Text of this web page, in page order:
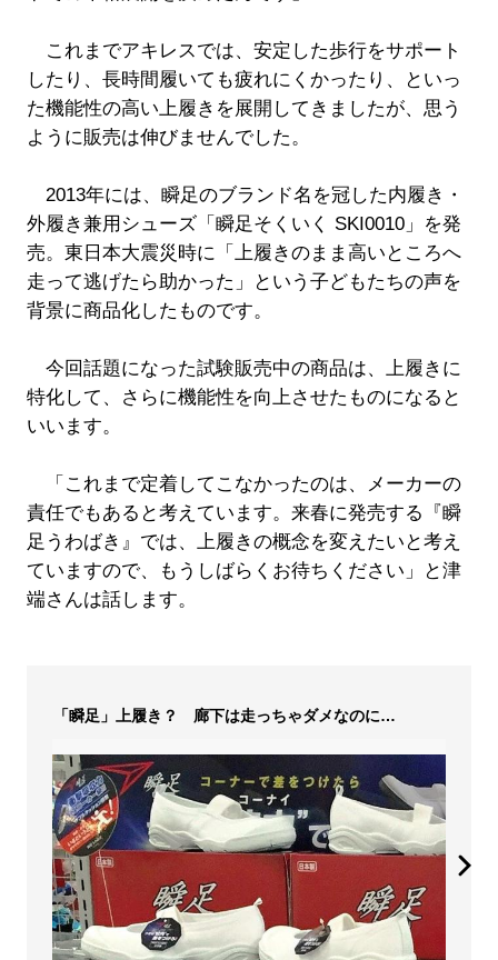
これまでアキレスでは、安定した歩行をサポート
したり、長時間履いても疲れにくかったり、といっ
た機能性の高い上履きを展開してきましたが、思う
ように販売は伸びませんでした。
2013年には、瞬足のブランド名を冠した内履き・
外履き兼用シューズ「瞬足そくいく SKI0010」を発
売。東日本大震災時に「上履きのまま高いところへ
走って逃げたら助かった」という子どもたちの声を
背景に商品化したものです。
今回話題になった試験販売中の商品は、上履きに
特化して、さらに機能性を向上させたものになると
いいます。
「これまで定着してこなかったのは、メーカーの
責任でもあると考えています。来春に発売する『瞬
足うわばき』では、上履きの概念を変えたいと考え
ていますので、もうしばらくお待ちください」と津
端さんは話します。
「瞬足」上履き？ 廊下は走っちゃダメなのに…